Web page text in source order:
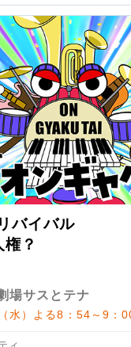
バイバル
権？
場サスとテナ
水）よる8：54～9：